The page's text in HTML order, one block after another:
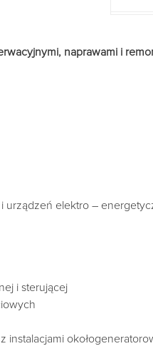
naprawami i
urządzeń elektro –
i sterującej
instalacjami